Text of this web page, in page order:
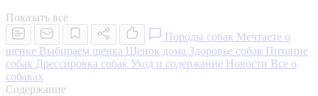
Показать все
Породы собак Мечтаете о
щенке Выбираем щенка Щенок дома Здоровье собак Питание
собак Дрессировка собак Уход и содержание Новости Все о
собаках
Содержание